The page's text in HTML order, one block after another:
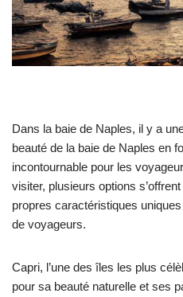
Dans la baie de Naples, il y a
beauté de la baie de Naples en
incontournable pour les
visiter, plusieurs options
propres caractéristiques
de voyageurs.
Capri, l’une des îles les plus
pour sa beauté naturelle et ses